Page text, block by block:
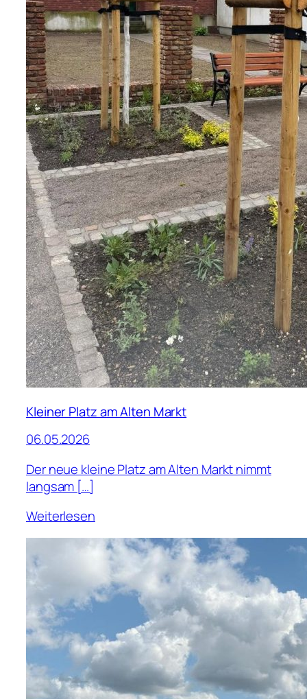
Kleiner Platz am Alten Markt
06.05.2026
Der neue kleine Platz am Alten Markt nimmt
langsam […]
Weiterlesen